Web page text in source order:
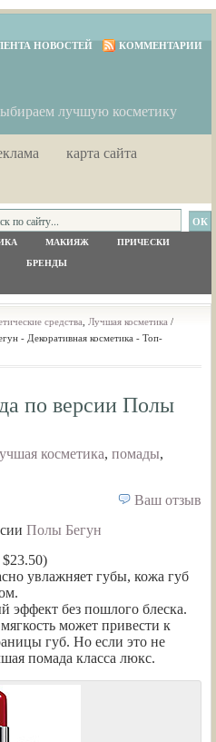
НОВОСТЕЙ
КОММЕНТАРИИ
лучшую косметику
карта сайта
МАКИЯЖ ПРИЧЕСКИ
БРЕНДЫ
средства Лучшая косметика /
- Декоративная косметика - Топ-
по версии Полы
косметика, помады,
Ваш отзыв
Полы Бегун
увлажняет губы, кожа губ
эффект без пошлого блеска.
может привести к
губ. Но если это не
помада класса люкс.